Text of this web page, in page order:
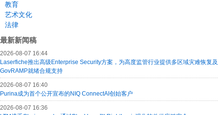
教育
艺术文化
法律
最新新闻稿
2026-08-07 16:44
Laserfiche推出高级Enterprise Security方案，为高度监管行业提供多区域灾难恢复及
GovRAMP就绪合规支持
2026-08-07 16:40
Purina成为首个公开宣布的NIQ ConnectAI创始客户
2026-08-07 16:36